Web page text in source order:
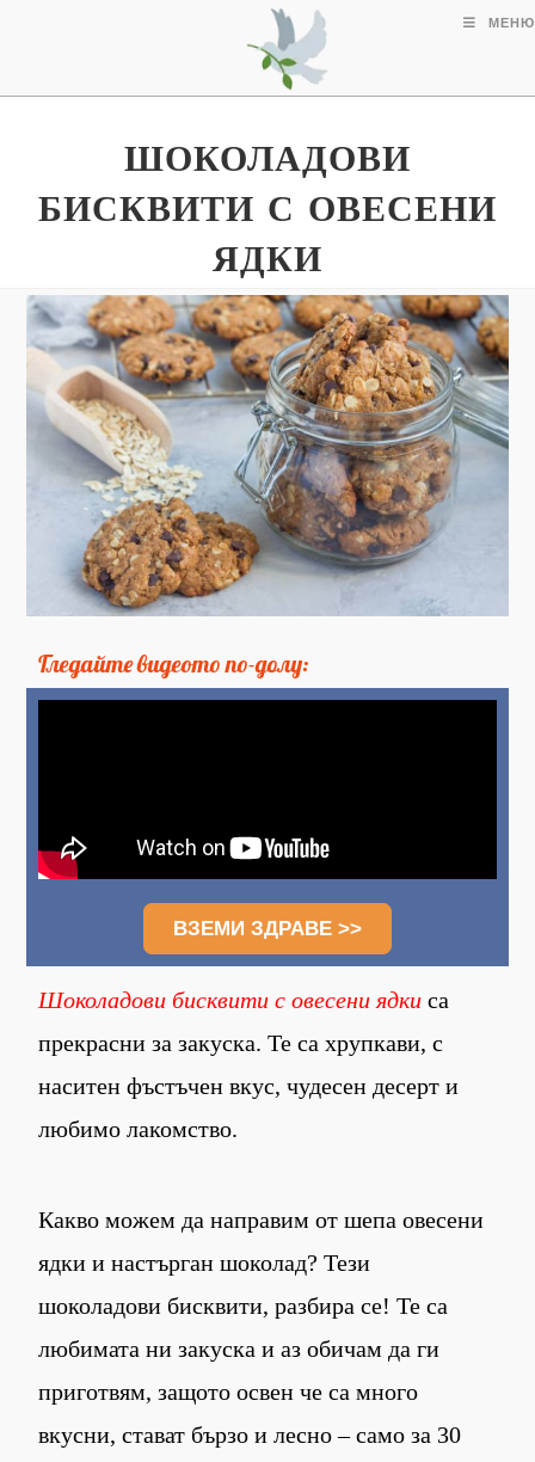
МЕНЮ
ШОКОЛАДОВИ
БИСКВИТИ С ОВЕСЕНИ
ЯДКИ
Гледайте видеото по-долу:
ВЗЕМИ ЗДРАВЕ >>
Шоколадови бисквити с овесени ядки са
прекрасни за закуска. Те са хрупкави, с
наситен фъстъчен вкус, чудесен десерт и
любимо лакомство.
Какво можем да направим от шепа овесени
ядки и настърган шоколад? Тези
шоколадови бисквити, разбира се! Те са
любимата ни закуска и аз обичам да ги
приготвям, защото освен че са много
вкусни, стават бързо и лесно – само за 30